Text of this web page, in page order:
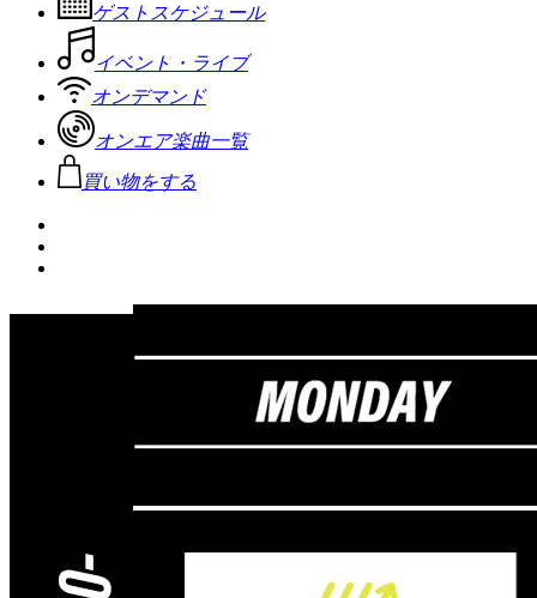
ゲストスケジュール
イベント・ライブ
オンデマンド
オンエア楽曲一覧
買い物をする